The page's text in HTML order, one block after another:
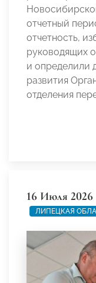
отчетный
отчетность,
руководящих
и определили
развития
отделения
16 Июля 2026
ЛИПЕЦКАЯ